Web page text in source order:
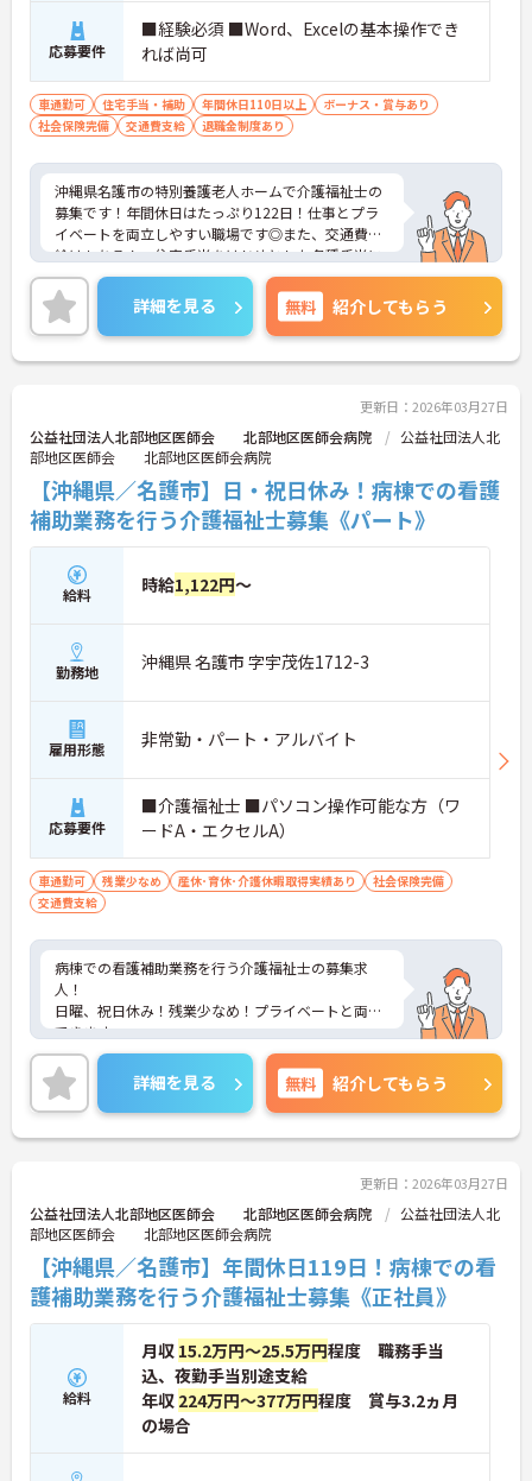
応募要件
■経験必須 ■Word、Excelの基本操作でき
れば尚可
車通勤可 住宅手当・補助 年間休日110日以上
ボーナス・賞与あり
社会保険完備
交通費支給 退職金制度あり
沖縄県名護市の特別養護老人ホームで介護福祉士の
募集です！年間休日はたっぷり122日！仕事とプラ
イベートを両立しやすい職場です◎また、交通費支
給はもちろん、住宅手当をはじめとした各種手当に
加え、計4.10ヵ月分の賞与実績ありで待遇面もばっ
ちり！あなたの頑張りがしっかり評価されます♪ご
興味のある方は面接ポイントをお伝えしますので、
お気軽にご相談ください！
詳細を見る 無料 紹介してもらう
更新日：2026年03月27日
公益社団法人北部地区医師会 北部地区医師会病院
公益社団法人北
部地区医師会 北部地区医師会病院
【沖縄県／名護市】日・祝日休み！病棟での看護
補助業務を行う介護福祉士募集《パート》
給料 時給1,122円～
勤務地 沖縄県 名護市 字宇茂佐1712-3
雇用形態 非常勤・パート・アルバイト
応募要件
■介護福祉士 ■パソコン操作可能な方（ワ
ードA・エクセルA）
車通勤可 残業少なめ 産休･育休･介護休暇取得実績あり
社会保険完備
交通費支給
病棟での看護補助業務を行う介護福祉士の募集求
人！
日曜、祝日休み！残業少なめ！プライベートと両立
できます。
託児所完備で子育て中の方も安心です！
ご興味ある方には、面接のポイントなど、さらに詳
細をお話致しますのでお気軽にご相談ください。
詳細を見る 無料 紹介してもらう
更新日：2026年03月27日
公益社団法人北部地区医師会 北部地区医師会病院
公益社団法人北
部地区医師会 北部地区医師会病院
【沖縄県／名護市】年間休日119日！病棟での看
護補助業務を行う介護福祉士募集《正社員》
給料
月収 15.2万円～25.5万円程度 職務手当
込、夜勤手当別途支給
年収 224万円～377万円程度 賞与3.2ヵ月
の場合